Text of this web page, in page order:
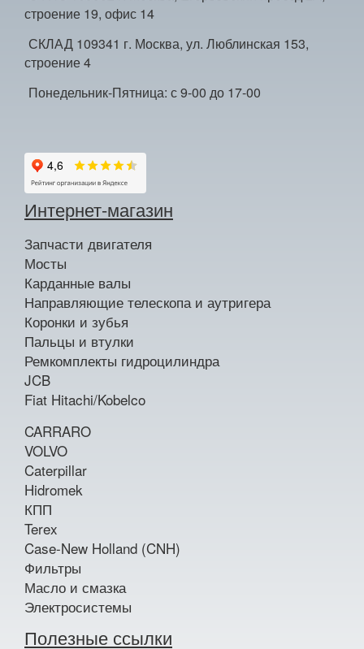
строение 19, офис 14
СКЛАД 109341 г. Москва, ул. Люблинская 153,
строение 4
Понедельник-Пятница: с 9-00 до 17-00
Интернет-магазин
Запчасти двигателя
Мосты
Карданные валы
Направляющие телескопа и аутригера
Коронки и зубья
Пальцы и втулки
Ремкомплекты гидроцилиндра
JCB
Fiat Hitachi/Kobelco
CARRARO
VOLVO
Caterpillar
Hidromek
КПП
Terex
Case-New Holland (CNH)
Фильтры
Масло и смазка
Электросистемы
Полезные ссылки